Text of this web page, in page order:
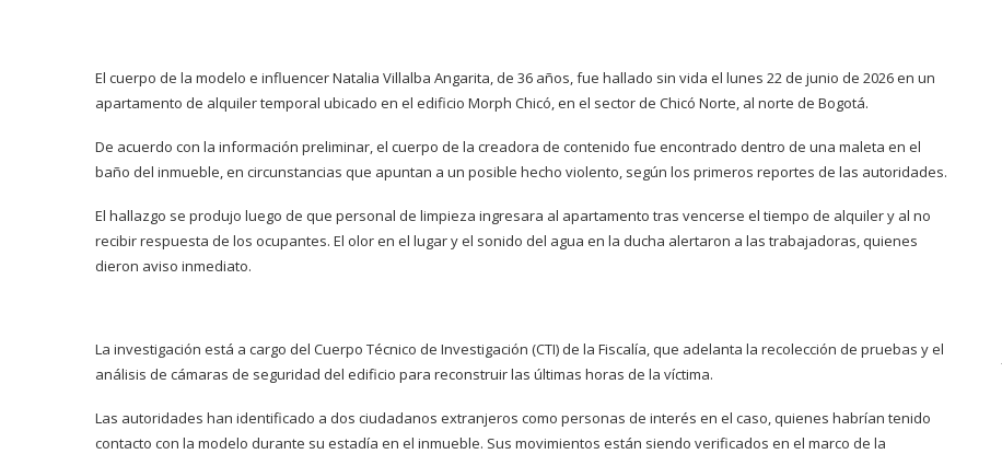
El cuerpo de la modelo e influencer Natalia Villalba Angarita, de 36 años, fue hallado sin vida el lunes 22 de junio de 2026 en un
apartamento de alquiler temporal ubicado en el edificio Morph Chicó, en el sector de Chicó Norte, al norte de Bogotá.
De acuerdo con la información preliminar, el cuerpo de la creadora de contenido fue encontrado dentro de una maleta en el
baño del inmueble, en circunstancias que apuntan a un posible hecho violento, según los primeros reportes de las autoridades.
El hallazgo se produjo luego de que personal de limpieza ingresara al apartamento tras vencerse el tiempo de alquiler y al no
recibir respuesta de los ocupantes. El olor en el lugar y el sonido del agua en la ducha alertaron a las trabajadoras, quienes
dieron aviso inmediato.
La investigación está a cargo del Cuerpo Técnico de Investigación (CTI) de la Fiscalía, que adelanta la recolección de pruebas y el
análisis de cámaras de seguridad del edificio para reconstruir las últimas horas de la víctima.
Las autoridades han identificado a dos ciudadanos extranjeros como personas de interés en el caso, quienes habrían tenido
contacto con la modelo durante su estadía en el inmueble. Sus movimientos están siendo verificados en el marco de la